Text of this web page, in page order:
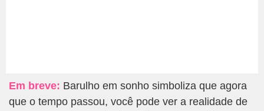
Em breve: Barulho em sonho simboliza que agora
que o tempo passou, você pode ver a realidade de